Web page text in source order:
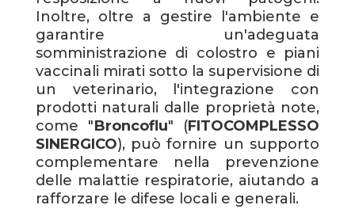
Inoltre, oltre a gestire l'ambiente e
garantire un'adeguata
somministrazione di colostro e piani
vaccinali mirati sotto la supervisione di
un veterinario, l'integrazione con
prodotti naturali dalle proprietà note,
come "Broncoflu" (FITOCOMPLESSO
SINERGICO), può fornire un supporto
complementare nella prevenzione
delle malattie respiratorie, aiutando a
rafforzare le difese locali e generali.